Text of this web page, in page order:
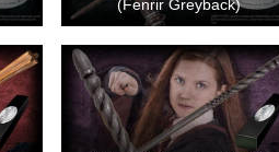
(Fenrir Greyback)